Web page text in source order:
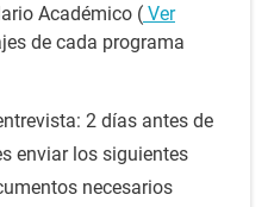
Académico ( Ver
de cada programa
2 días antes de
enviar los siguientes
necesarios